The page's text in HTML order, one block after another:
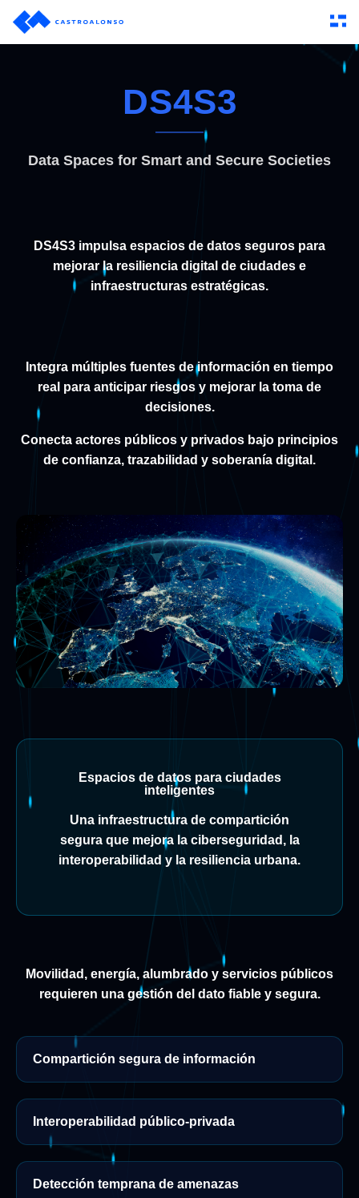
DS4S3
Data Spaces for Smart and Secure Societies
DS4S3 impulsa espacios de datos seguros para
mejorar la resiliencia digital de ciudades e
infraestructuras estratégicas.
Integra múltiples fuentes de información en tiempo
real para anticipar riesgos y mejorar la toma de
decisiones.
Conecta actores públicos y privados bajo principios
de confianza, trazabilidad y soberanía digital.
Espacios de datos para ciudades
inteligentes
Una infraestructura de compartición
segura que mejora la ciberseguridad, la
interoperabilidad y la resiliencia urbana.
Movilidad, energía, alumbrado y servicios públicos
requieren una gestión del dato fiable y segura.
Compartición segura de información
Interoperabilidad público-privada
Detección temprana de amenazas